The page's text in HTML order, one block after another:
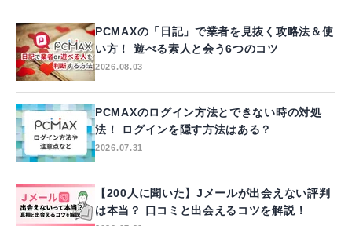
PCMAXの「日記」で業者を見抜く攻略法＆使
い方！ 遊べる素人と会う6つのコツ
2026.08.03
PCMAXのログイン方法とできない時の対処
法！ ログインを隠す方法はある？
2026.07.31
【200人に聞いた】Jメールが出会えない評判
は本当？ 口コミと出会えるコツを解説！